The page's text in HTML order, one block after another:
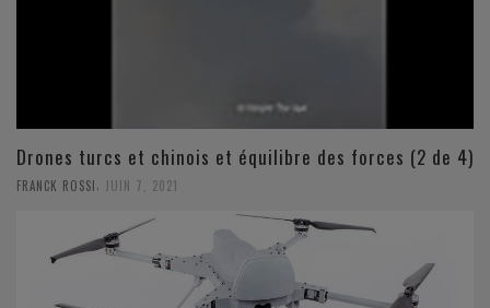
Drones turcs et chinois et équilibre des forces (2 de 4)
FRANCK ROSSI JUIN 7, 2021